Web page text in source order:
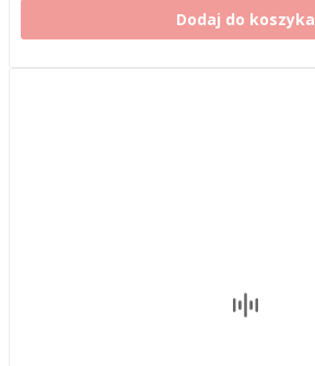
Dodaj do koszyka